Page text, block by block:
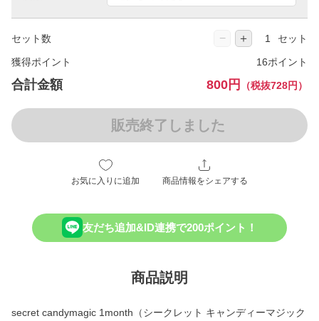
セット数 − ＋ セット
獲得ポイント 16ポイント
合計金額 800円 （税抜728円）
販売終了しました
お気に入りに追加 商品情報をシェアする
友だち追加&ID連携で200ポイント！
商品説明
secret candymagic 1month（シークレット キャンディーマジック